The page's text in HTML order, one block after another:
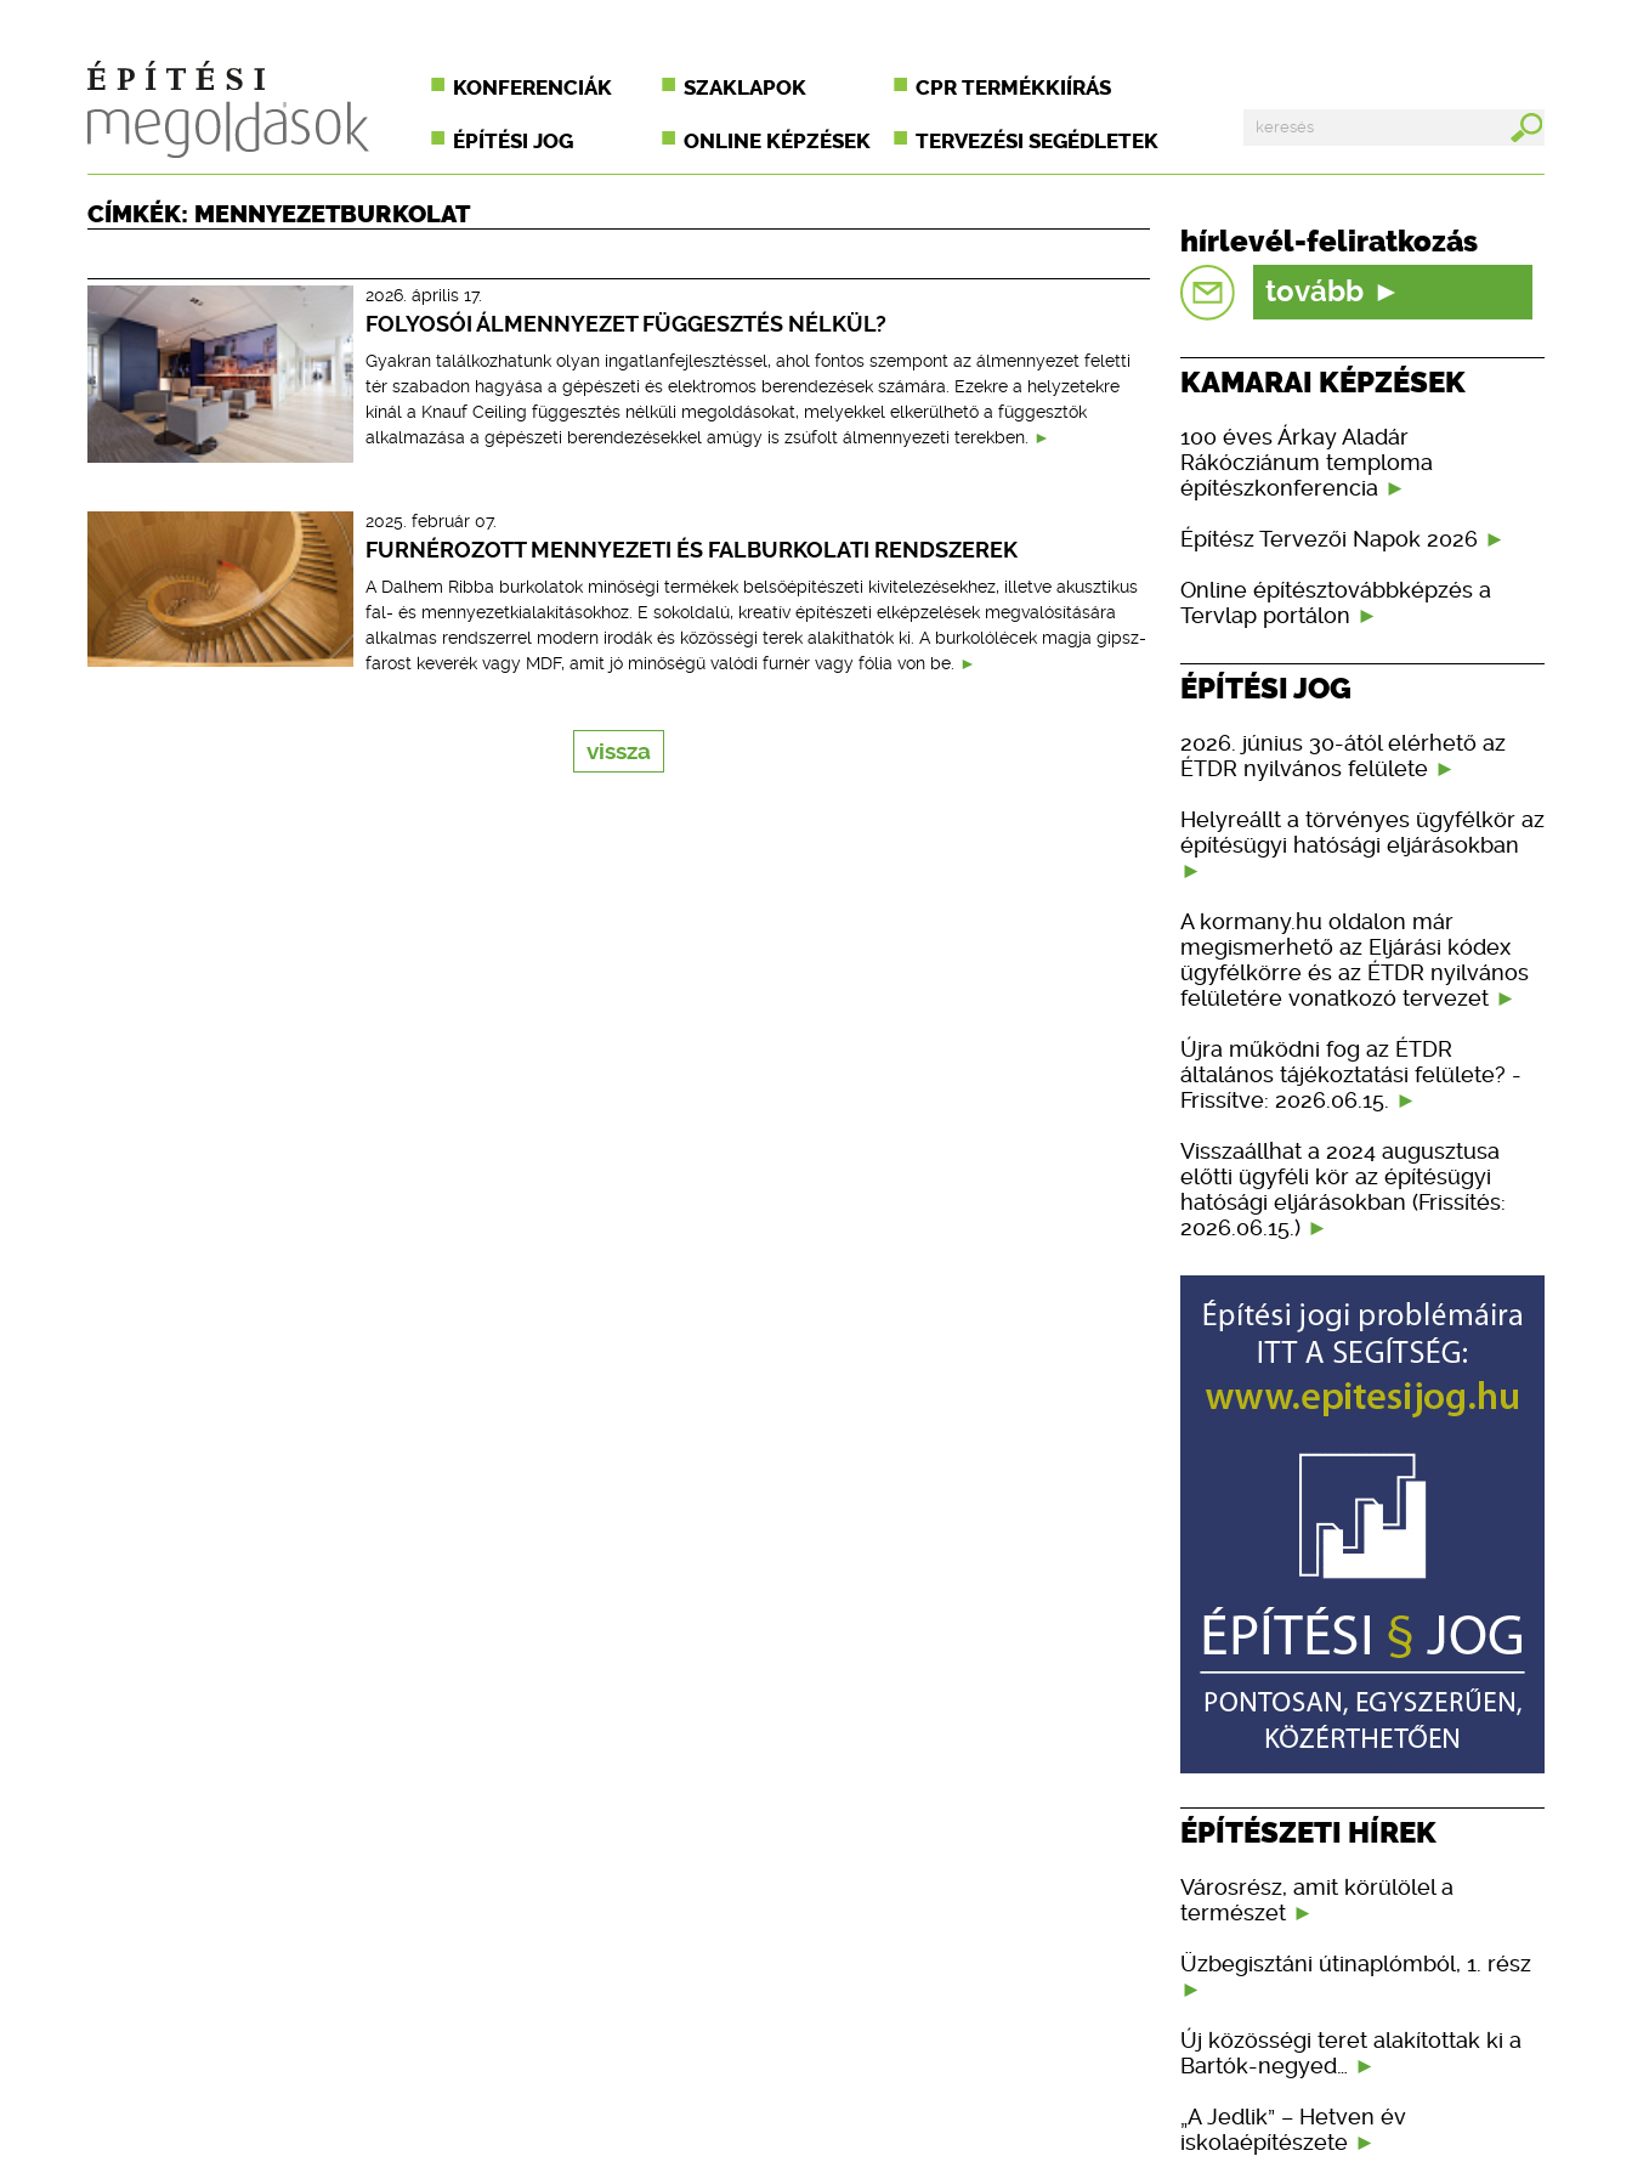
KONFERENCIÁK SZAKLAPOK CPR TERMÉKKIÍRÁS
ÉPÍTÉSI JOG ONLINE KÉPZÉSEK TERVEZÉSI SEGÉDLETEK
CÍMKÉK: MENNYEZETBURKOLAT
2026. április 17.
FOLYOSÓI ÁLMENNYEZET FÜGGESZTÉS NÉLKÜL?
Gyakran találkozhatunk olyan ingatlanfejlesztéssel, ahol fontos szempont az álmennyezet feletti
tér szabadon hagyása a gépészeti és elektromos berendezések számára. Ezekre a helyzetekre
kínál a Knauf Ceiling függesztés nélküli megoldásokat, melyekkel elkerülhető a függesztők
alkalmazása a gépészeti berendezésekkel amúgy is zsúfolt álmennyezeti terekben.
2025. február 07.
FURNÉROZOTT MENNYEZETI ÉS FALBURKOLATI RENDSZEREK
A Dalhem Ribba burkolatok minőségi termékek belsőépítészeti kivitelezésekhez, illetve akusztikus
fal- és mennyezetkialakításokhoz. E sokoldalú, kreatív építészeti elképzelések megvalósítására
alkalmas rendszerrel modern irodák és közösségi terek alakíthatók ki. A burkolólécek magja gipsz-
farost keverék vagy MDF, amit jó minőségű valódi furnér vagy fólia von be.
vissza
hírlevél-feliratkozás
tovább
KAMARAI KÉPZÉSEK
100 éves Árkay Aladár
Rákócziánum temploma
építészkonferencia
Építész Tervezői Napok 2026
Online építésztovábbképzés a
Tervlap portálon
ÉPÍTÉSI JOG
2026. június 30-ától elérhető az
ÉTDR nyilvános felülete
Helyreállt a törvényes ügyfélkör az
építésügyi hatósági eljárásokban
A kormany.hu oldalon már
megismerhető az Eljárási kódex
ügyfélkörre és az ÉTDR nyilvános
felületére vonatkozó tervezet
Újra működni fog az ÉTDR
általános tájékoztatási felülete? -
Frissítve: 2026.06.15.
Visszaállhat a 2024 augusztusa
előtti ügyféli kör az építésügyi
hatósági eljárásokban (Frissítés:
2026.06.15.)
ÉPÍTÉSZETI HÍREK
Városrész, amit körülölel a
természet
Üzbegisztáni útinaplómból, 1. rész
Új közösségi teret alakítottak ki a
Bartók-negyed…
„A Jedlik” – Hetven év
iskolaépítészete